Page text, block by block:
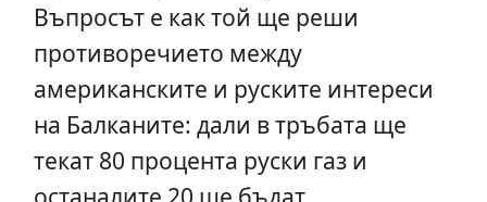
Въпросът е как той ще реши
противоречието между
американските и руските интереси
на Балканите: дали в тръбата ще
текат 80 процента руски газ и